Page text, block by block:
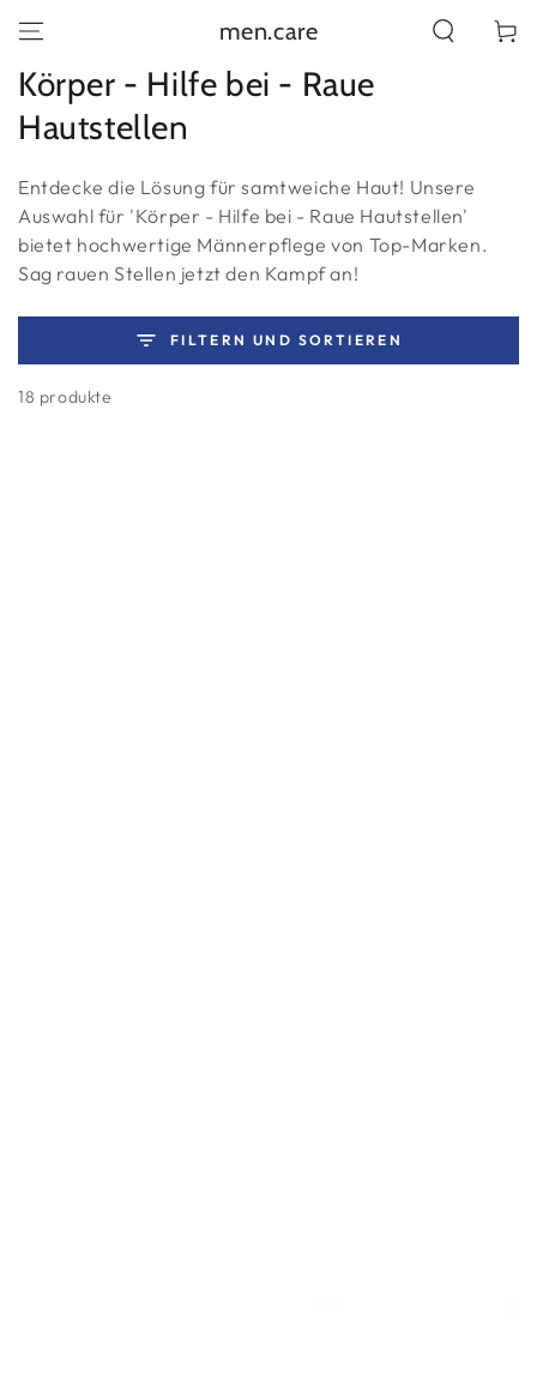
SPRINGEN
men.care
Kollektion:
Körper - Hilfe bei - Raue
Hautstellen
Entdecke die Lösung für samtweiche Haut! Unsere
Auswahl für 'Körper - Hilfe bei - Raue Hautstellen'
bietet hochwertige Männerpflege von Top-Marken.
Sag rauen Stellen jetzt den Kampf an!
FILTERN UND SORTIEREN
18 produkte